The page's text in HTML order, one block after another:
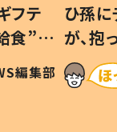
ひ孫にデレデ
が、抱っこす
「涙が出まし
い」